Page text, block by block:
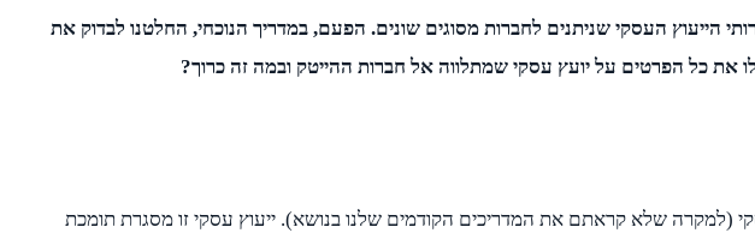
הייעוץ העסקי שניתנים לחברות מסוגים שונים. הפעם, במדריך הנוכחי, החלטנו לבדוק את
כל הפרטים על יועץ עסקי שמתלווה אל חברות ההייטק ובמה זה כרוך?
(למקרה שלא קראתם את המדריכים הקודמים שלנו בנושא). ייעוץ עסקי זו מסגרת תומכת